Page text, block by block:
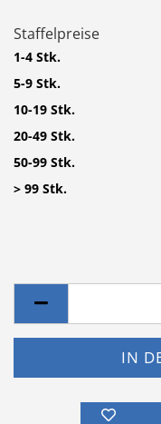
Staffelpreise
1-4 Stk.
5-9 Stk.
10-19 Stk.
20-49 Stk.
50-99 Stk.
> 99 Stk.